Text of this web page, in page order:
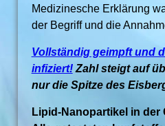
Medizinesche Erklärung
der Begriff und die
Vollständig geimpft und
infiziert!Zahl steigt auf
nur die Spitze des
Lipid-Nanopartikel in der